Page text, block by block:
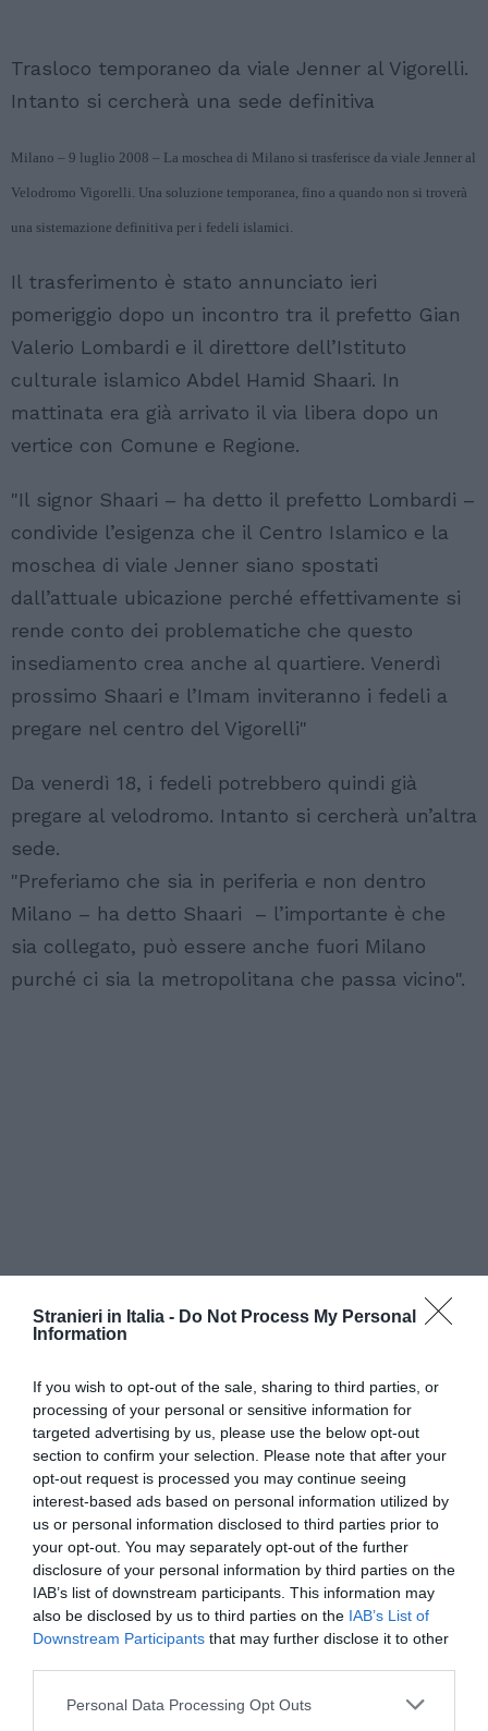
Stranieri in Italia - Do Not Process My Personal
Information
If you wish to opt-out of the sale, sharing to third parties, or
processing of your personal or sensitive information for
targeted advertising by us, please use the below opt-out
section to confirm your selection. Please note that after your
opt-out request is processed you may continue seeing
interest-based ads based on personal information utilized by
us or personal information disclosed to third parties prior to
your opt-out. You may separately opt-out of the further
disclosure of your personal information by third parties on the
IAB’s list of downstream participants. This information may
also be disclosed by us to third parties on the IAB’s List of
Downstream Participants that may further disclose it to other
Personal Data Processing Opt Outs
Trasloco temporaneo da viale Jenner al Vigorelli.
Intanto si cercherà una sede definitiva
Milano – 9 luglio 2008 – La moschea di Milano si trasferisce da viale Jenner al
Velodromo Vigorelli. Una soluzione temporanea, fino a quando non si troverà
una sistemazione definitiva per i fedeli islamici.
Il trasferimento è stato annunciato ieri
pomeriggio dopo un incontro tra il prefetto Gian
Valerio Lombardi e il direttore dell’Istituto
culturale islamico Abdel Hamid Shaari. In
mattinata era già arrivato il via libera dopo un
vertice con Comune e Regione.
"Il signor Shaari – ha detto il prefetto Lombardi –
condivide l’esigenza che il Centro Islamico e la
moschea di viale Jenner siano spostati
dall’attuale ubicazione perché effettivamente si
rende conto dei problematiche che questo
insediamento crea anche al quartiere. Venerdì
prossimo Shaari e l’Imam inviteranno i fedeli a
pregare nel centro del Vigorelli"
Da venerdì 18, i fedeli potrebbero quindi già
pregare al velodromo. Intanto si cercherà un’altra
sede.
"Preferiamo che sia in periferia e non dentro
Milano – ha detto Shaari – l’importante è che
sia collegato, può essere anche fuori Milano
purché ci sia la metropolitana che passa vicino".
"Siamo anche noi interessati a risolvere questo
problema soprattutto per la Moschea che è
anche vetrina di Milano in vista dell’Expo – ha
aggiunto – per il momento manteniamo gli uffici
del centro culturale in viale Jenner , ma la
preghiera si farà al Vigorelli".